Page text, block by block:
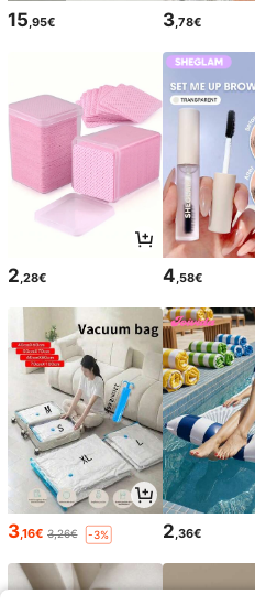
15 ,95€ 3,78€
2,28€ 4,58€
3,16€ 3,26€ -3% 2,36€